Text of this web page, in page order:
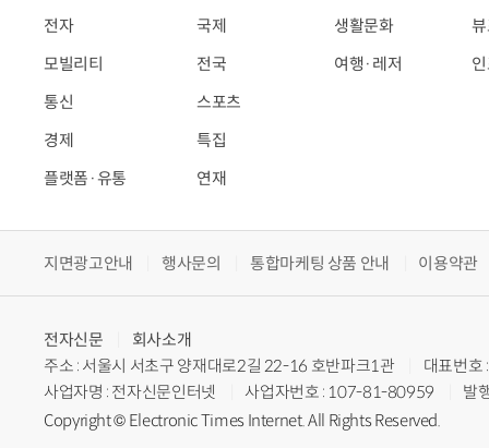
전자
모빌리티
통신
경제
플랫폼·유통
국제
전국
스포츠
특집
연재
생활문화
여행·레저
지면광고안내 행사문의 통합마케팅 상품 안내 이용약관
전자신문
회사소개
주소 : 서울시 서초구 양재대로2길 22-16 호반파크1관
대표번
사업자명 : 전자신문인터넷
사업자번호 : 107-81-80959
발
Copyright © Electronic Times Internet. All Rights Reserved.